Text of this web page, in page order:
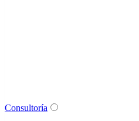
Consultoría